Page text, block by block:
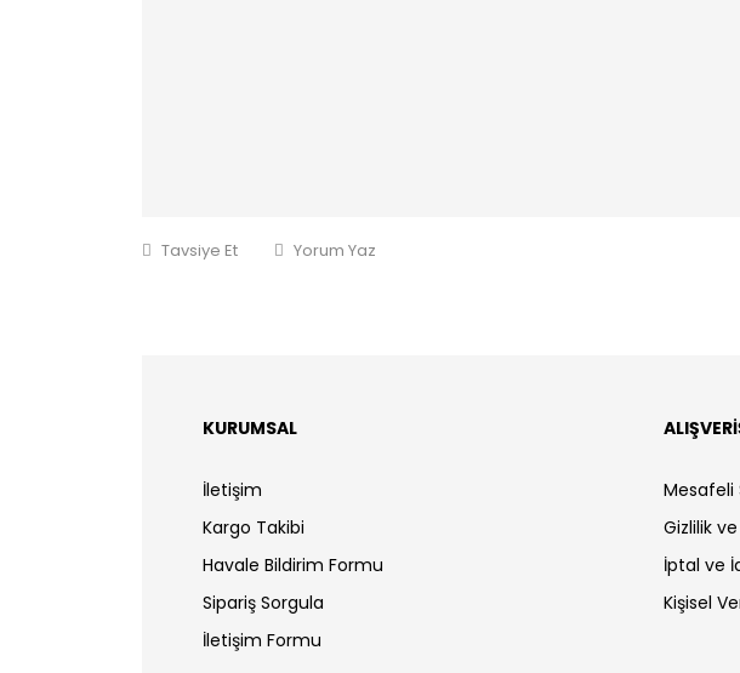
Tavsiye Et Yorum Yaz
KURUMSAL
İletişim
Kargo Takibi
Havale Bildirim Formu
Sipariş Sorgula
İletişim Formu
Mesafeli
Gizlilik
İptal ve
Kişisel